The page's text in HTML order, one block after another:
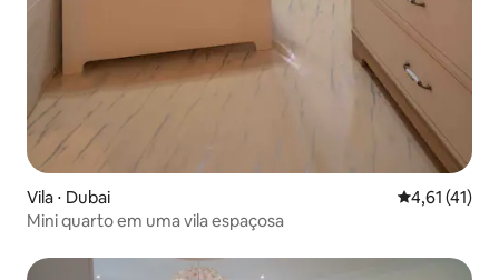
Vila ⋅ Dubai 4,61 de uma
4,61 (41)
Mini quarto em uma vila espaçosa